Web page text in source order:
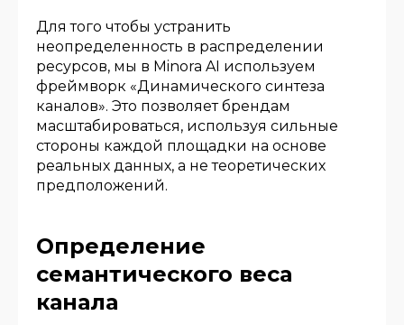
Для того чтобы устранить
неопределенность в распределении
ресурсов, мы в Minora AI используем
фреймворк «Динамического синтеза
каналов». Это позволяет брендам
масштабироваться, используя сильные
стороны каждой площадки на основе
реальных данных, а не теоретических
предположений.
Определение
семантического веса
канала